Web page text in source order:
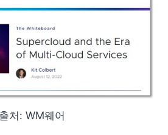
출처: WM웨어